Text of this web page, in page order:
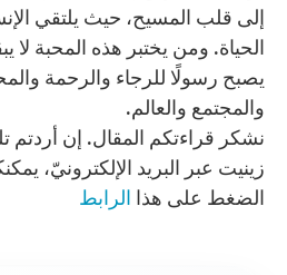
إلى قلب المسيح، حيث يلتقي
الحياة. ومن يختبر هذه المحبة لا
يصبح رسولًا للرجاء والرحمة
والمجتمع والعالم.
نشكر قراءتكم المقال. إن أردتم
زينيت عبر البريد الإلكترونيّ،
الضغط على هذا الرابط